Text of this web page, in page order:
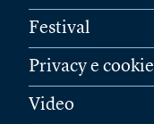
Festival
Privacy e cookie
Video